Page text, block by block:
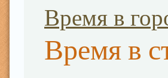
Время в
Время в